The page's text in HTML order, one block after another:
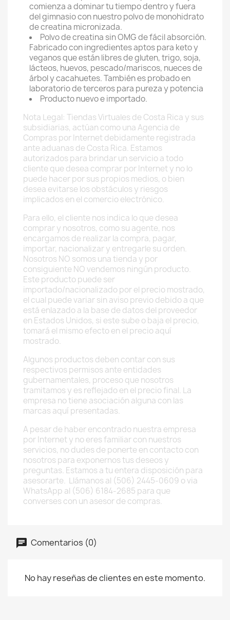
comienza a dominar tu tiempo dentro y fuera
del gimnasio con nuestro polvo de monohidrato
de creatina micronizada.
Polvo de creatina sin OMG de fácil absorción.
Fabricado con ingredientes aptos para keto y
veganos que están libres de gluten, trigo, soja,
lácteos, huevos, pescado/mariscos, nueces de
árbol y cacahuetes. También es probado en
laboratorio de terceros para pureza y potencia
Producto nuevo e importado.
Nota Legal: Tiendas Virtuales de Costa Rica y sus
subsidiarias, actúan como una Agencia de
Compras por Internet debidamente registrada
ante aduanas de Costa Rica. Estamos
autorizados para brindar un servicio a todo
cliente que desea comprar por Internet y no lo
puede hacer por sus propios medios, o bien
desea evitarse los obstáculos y riesgos
implicados en el comercio electrónico.
Para ello, el cliente nos indica lo que desea
comprar y nosotros, como su agente, nos
encargamos de realizar la compra, pagar,
importar, nacionalizar y entregarle su orden.
Nosotros NO somos una tienda y por
consiguiente NO vendemos ningún producto.
Este producto puede ser
importado/nacionalizado por el precio mostrado,
el cual puede variar sin aviso previo debido a que
está enlazado a la base de datos del proveedor
en Estados Unidos, si este sube o baja el precio,
tomará el mismo efecto en el precio aquí
mostrado.
Algunos productos deben contar con sus
respectivos permisos ante entidades
gubernamentales, proceso que nosotros
tramitamos y es reflejado en el precio final. La
empresa no tiene asociación alguna con las
marcas aquí presentadas.
A pesar de haber encontrado nuestra empresa
por Internet y no eres familiar con nuestros
servicios, no dudes de ponerte en contacto con
nosotros para exponernos tus deseos y
preguntas. Estamos a tu entera disposición para
asesorarte. Llámanos al (506) 2445-0609 o via
WhatsApp al (506) 6184-2685 para que
converses con un asesor de compras.
Comentarios (0)
No hay reseñas de clientes en este momento.